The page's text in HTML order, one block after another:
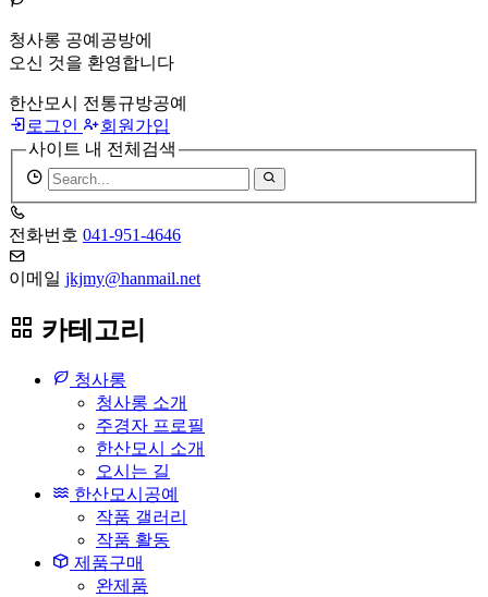
청사롱 공예공방에
오신 것을 환영합니다
한산모시 전통규방공예
로그인
회원가입
사이트 내 전체검색
검
색
필
수
전화번호 041-951-4646
이메일 jkjmy@hanmail.net
카테고리
청사롱
청사롱 소개
주경자 프로필
한산모시 소개
오시는 길
한산모시공예
작품 갤러리
작품 활동
제품구매
완제품